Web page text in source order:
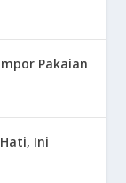
Pakaian
Ini